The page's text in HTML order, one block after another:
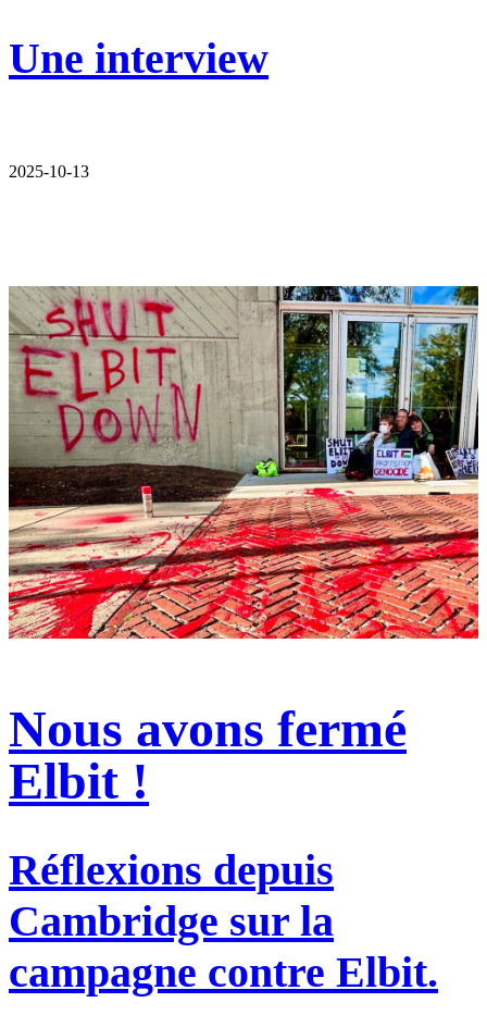
Une interview
2025-10-13
Nous avons fermé
Elbit !
Réflexions depuis
Cambridge sur la
campagne contre Elbit.